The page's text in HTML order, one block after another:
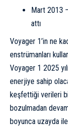
Mart 2013
attı
Voyager 1’in ne
enstrümanları
Voyager 1 2025
enerjiye sahip
keşfettiği verileri
bozulmadan
boyunca uzayda